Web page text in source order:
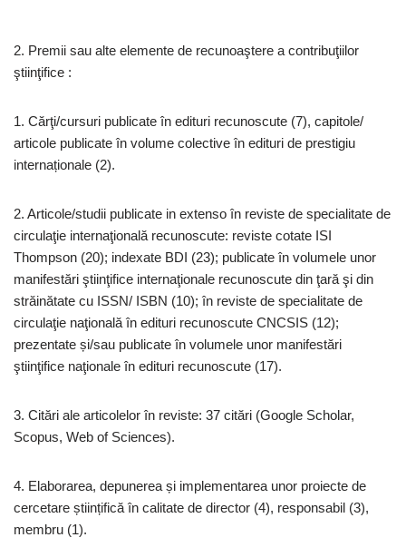
2. Premii sau alte elemente de recunoaştere a contribuţiilor
ştiinţifice :
1. Cărţi/cursuri publicate în edituri recunoscute (7), capitole/
articole publicate în volume colective în edituri de prestigiu
internaționale (2).
2. Articole/studii publicate in extenso în reviste de specialitate de
circulaţie internaţională recunoscute: reviste cotate ISI
Thompson (20); indexate BDI (23); publicate în volumele unor
manifestări ştiinţifice internaţionale recunoscute din ţară şi din
străinătate cu ISSN/ ISBN (10); în reviste de specialitate de
circulaţie naţională în edituri recunoscute CNCSIS (12);
prezentate și/sau publicate în volumele unor manifestări
ştiinţifice naţionale în edituri recunoscute (17).
3. Citări ale articolelor în reviste: 37 citări (Google Scholar,
Scopus, Web of Sciences).
4. Elaborarea, depunerea și implementarea unor proiecte de
cercetare științifică în calitate de director (4), responsabil (3),
membru (1).